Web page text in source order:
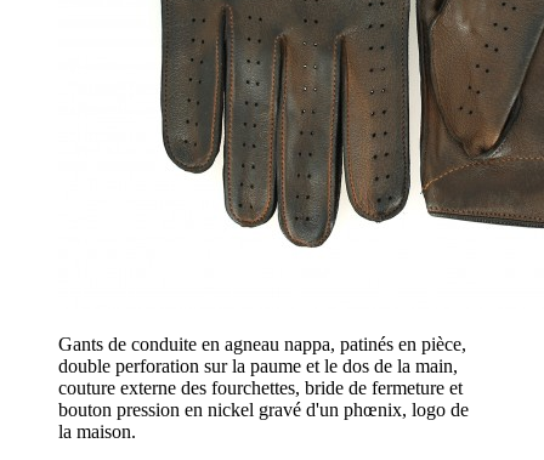
Gants de conduite en agneau nappa, patinés en pièce,
double perforation sur la paume et le dos de la main,
couture externe des fourchettes, bride de fermeture et
bouton pression en nickel gravé d'un phœnix, logo de
la maison.